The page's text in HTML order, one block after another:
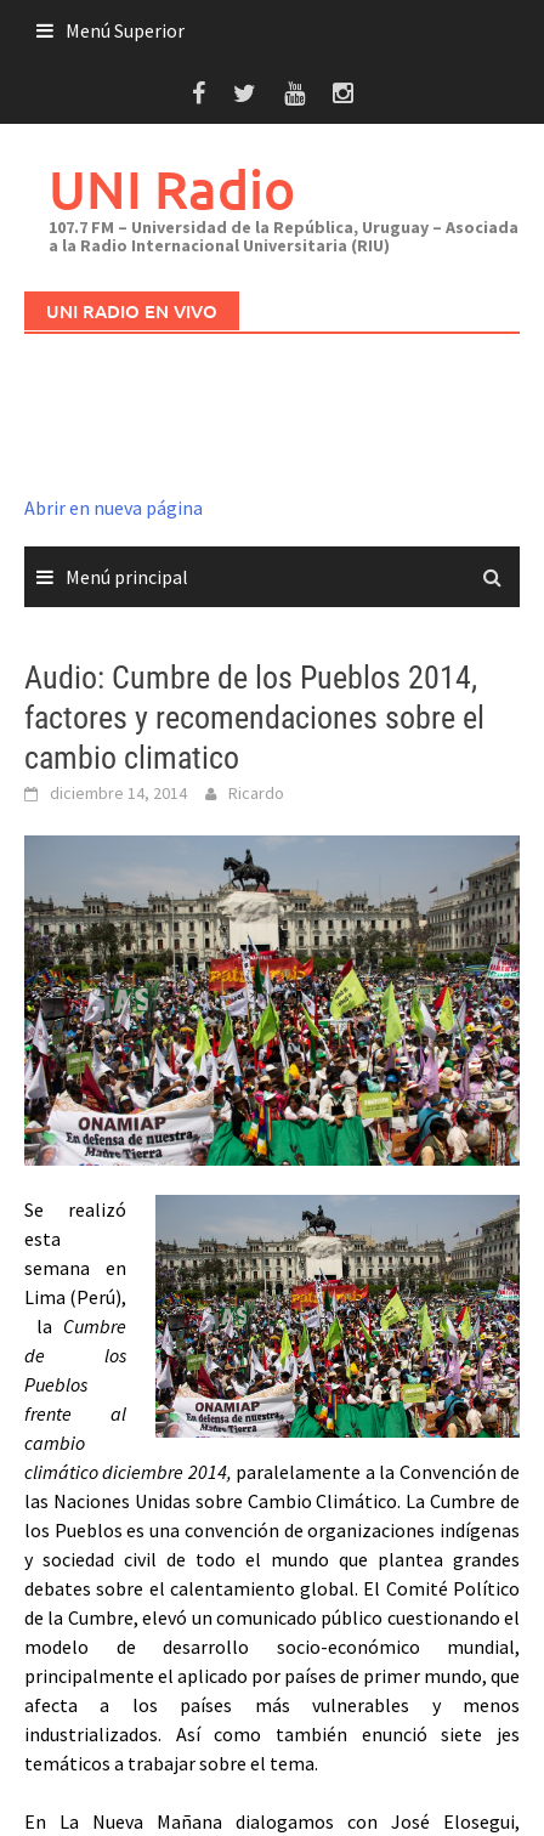
Menú Superior
UNI Radio
107.7 FM – Universidad de la República, Uruguay – Asociada
a la Radio Internacional Universitaria (RIU)
UNI RADIO EN VIVO
Abrir en nueva página
Menú principal
Audio: Cumbre de los Pueblos 2014,
factores y recomendaciones sobre el
cambio climatico
diciembre 14, 2014 Ricardo
Se realizó
esta
semana en
Lima (Perú),
la Cumbre
de los
Pueblos
frente al
cambio
climático diciembre 2014, paralelamente a la Convención de
las Naciones Unidas sobre Cambio Climático. La Cumbre de
los Pueblos es una convención de organizaciones indígenas
y sociedad civil de todo el mundo que plantea grandes
debates sobre el calentamiento global. El Comité Político
de la Cumbre, elevó un comunicado público cuestionando el
modelo de desarrollo socio-económico mundial,
principalmente el aplicado por países de primer mundo, que
afecta a los países más vulnerables y menos
industrializados. Así como también enunció siete jes
temáticos a trabajar sobre el tema.
En La Nueva Mañana dialogamos con José Elosegui,